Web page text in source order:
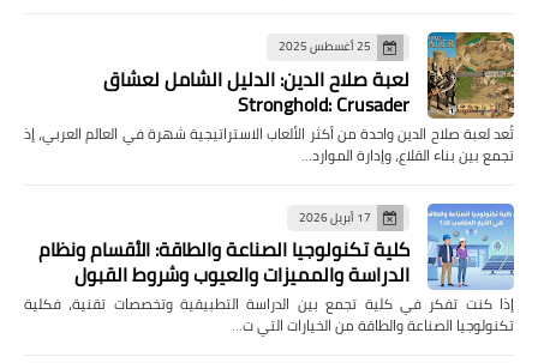
25 أغسطس 2025
لعبة صلاح الدين: الدليل الشامل لعشاق
Stronghold: Crusader
تُعد لعبة صلاح الدين واحدة من أكثر الألعاب الاستراتيجية شهرة في العالم العربي، إذ
تجمع بين بناء القلاع، وإدارة الموارد…
17 أبريل 2026
كلية تكنولوجيا الصناعة والطاقة: الأقسام ونظام
الدراسة والمميزات والعيوب وشروط القبول
إذا كنت تفكر في كلية تجمع بين الدراسة التطبيقية وتخصصات تقنية، فكلية
تكنولوجيا الصناعة والطاقة من الخيارات التي ت…